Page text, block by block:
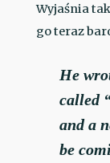
Wyjaśnia
go teraz
He
called
and a
be